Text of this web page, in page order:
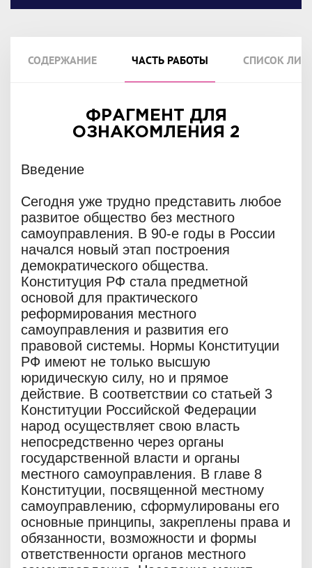
СОДЕРЖАНИЕ ЧАСТЬ РАБОТЫ СПИСОК
ФРАГМЕНТ ДЛЯ
ОЗНАКОМЛЕНИЯ 2
Введение
Сегодня уже трудно представить любое
развитое общество без местного
самоуправления. В 90-е годы в России
начался новый этап построения
демократического общества.
Конституция РФ стала предметной
основой для практического
реформирования местного
самоуправления и развития его
правовой системы. Нормы Конституции
РФ имеют не только высшую
юридическую силу, но и прямое
действие. В соответствии со статьей 3
Конституции Российской Федерации
народ осуществляет свою власть
непосредственно через органы
государственной власти и органы
местного самоуправления. В главе 8
Конституции, посвященной местному
самоуправлению, сформулированы его
основные принципы, закреплены права и
обязанности, возможности и формы
ответственности органов местного